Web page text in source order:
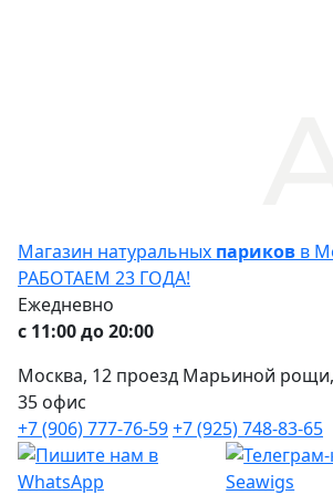
Магазин натуральных париков в
РАБОТАЕМ 23 ГОДА!
Ежедневно
с 11:00 до 20:00
Москва, 12 проезд Марьиной рощи,
35 офис
+7 (906) 777-76-59+7 (925) 748-83-65